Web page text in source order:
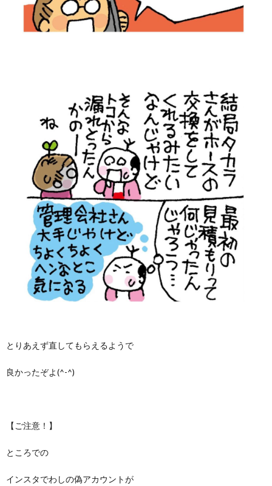
とりあえず直してもらえるようで
良かったぞよ(^-^)
【ご注意！】
ところでの
インスタでわしの偽アカウントが